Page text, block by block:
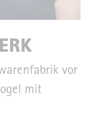
vor
mit